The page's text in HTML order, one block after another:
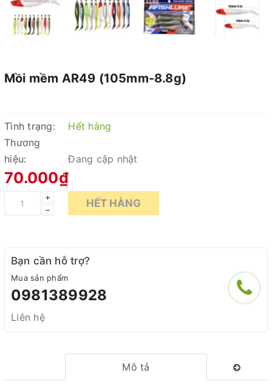
Mồi mềm AR49 (105mm-8.8g)
Tình trạng:
Hết hàng
Thương
hiệu:
Đang cập nhật
70.000₫
+
–
HẾT HÀNG
Bạn cần hỗ trợ?
Mua sản phẩm
0981389928
Liên hệ
Mô tả